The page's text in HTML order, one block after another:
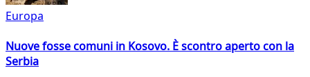
Europa
Nuove fosse comuni in Kosovo. È scontro aperto con la
Serbia